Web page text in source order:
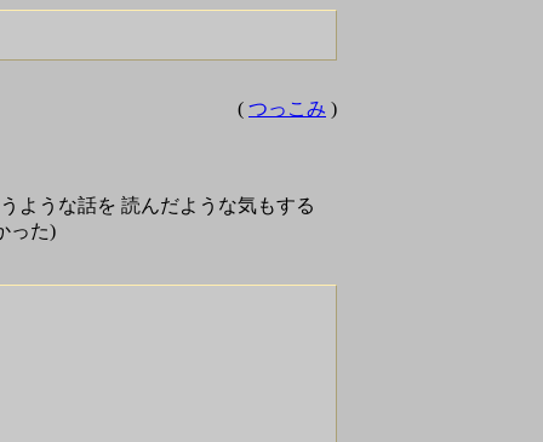
( つっこみ )
ような話を 読んだような気もする
った)